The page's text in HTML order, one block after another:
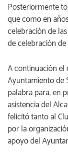
Posteriormente
que como en
celebración de
de celebración
A continuación el
Ayuntamiento de
palabra para, en
asistencia del
felicitó tanto al
por la
apoyo del